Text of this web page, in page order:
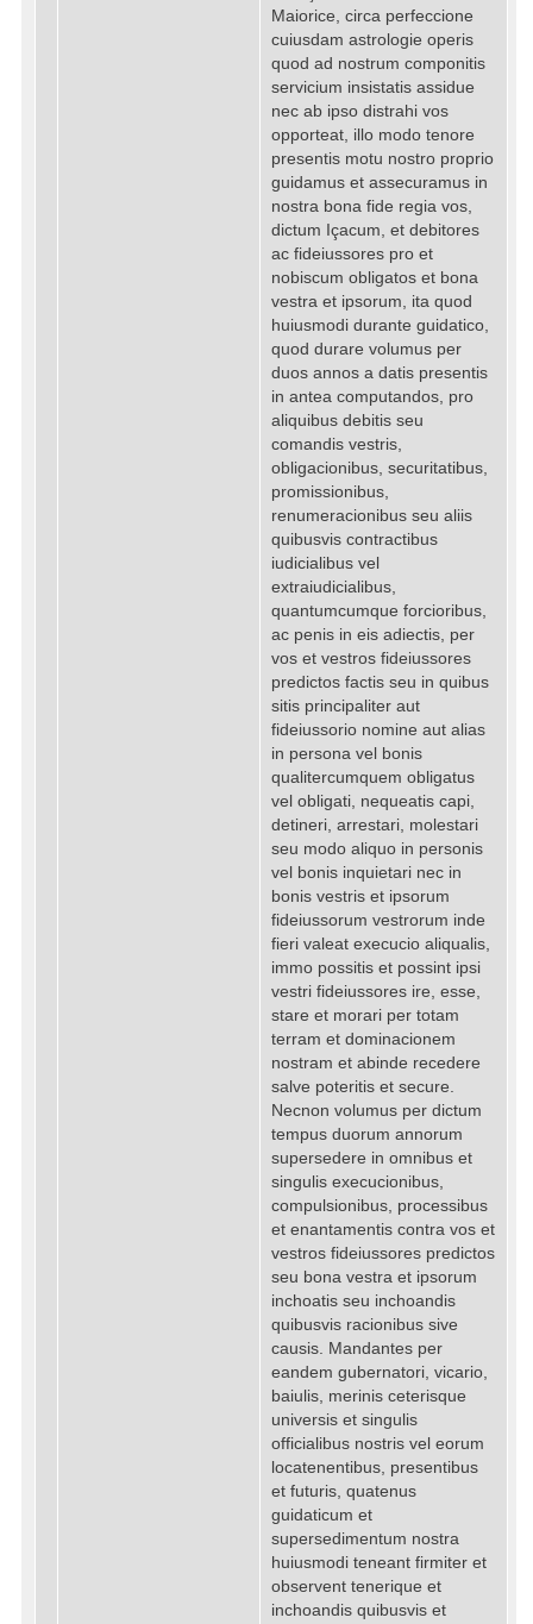
Maiorice, circa perfeccione
cuiusdam astrologie operis
quod ad nostrum componitis
servicium insistatis assidue
nec ab ipso distrahi vos
opporteat, illo modo tenore
presentis motu nostro proprio
guidamus et assecuramus in
nostra bona fide regia vos,
dictum Içacum, et debitores
ac fideiussores pro et
nobiscum obligatos et bona
vestra et ipsorum, ita quod
huiusmodi durante guidatico,
quod durare volumus per
duos annos a datis presentis
in antea computandos, pro
aliquibus debitis seu
comandis vestris,
obligacionibus, securitatibus,
promissionibus,
renumeracionibus seu aliis
quibusvis contractibus
iudicialibus vel
extraiudicialibus,
quantumcumque forcioribus,
ac penis in eis adiectis, per
vos et vestros fideiussores
predictos factis seu in quibus
sitis principaliter aut
fideiussorio nomine aut alias
in persona vel bonis
qualitercumquem obligatus
vel obligati, nequeatis capi,
detineri, arrestari, molestari
seu modo aliquo in personis
vel bonis inquietari nec in
bonis vestris et ipsorum
fideiussorum vestrorum inde
fieri valeat execucio aliqualis,
immo possitis et possint ipsi
vestri fideiussores ire, esse,
stare et morari per totam
terram et dominacionem
nostram et abinde recedere
salve poteritis et secure.
Necnon volumus per dictum
tempus duorum annorum
supersedere in omnibus et
singulis execucionibus,
compulsionibus, processibus
et enantamentis contra vos et
vestros fideiussores predictos
seu bona vestra et ipsorum
inchoatis seu inchoandis
quibusvis racionibus sive
causis. Mandantes per
eandem gubernatori, vicario,
baiulis, merinis ceterisque
universis et singulis
officialibus nostris vel eorum
locatenentibus, presentibus
et futuris, quatenus
guidaticum et
supersedimentum nostra
huiusmodi teneant firmiter et
observent tenerique et
inchoandis quibusvis et